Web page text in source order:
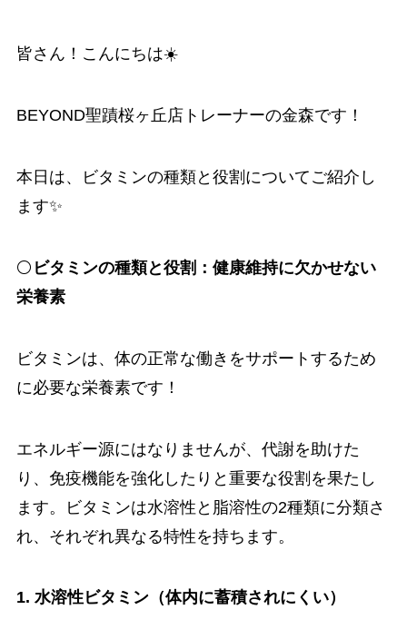
皆さん！こんにちは☀️
BEYOND聖蹟桜ヶ丘店トレーナーの金森です！
本日は、ビタミンの種類と役割についてご紹介し
ます✨
⚪️ ビタミンの種類と役割：健康維持に欠かせない
栄養素
ビタミンは、体の正常な働きをサポートするため
に必要な栄養素です！
エネルギー源にはなりませんが、代謝を助けた
り、免疫機能を強化したりと重要な役割を果たし
ます。ビタミンは水溶性と脂溶性の2種類に分類さ
れ、それぞれ異なる特性を持ちます。
1. 水溶性ビタミン（体内に蓄積されにくい）